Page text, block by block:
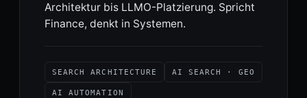
Architektur bis LLMO-Platzierung. Spricht
Finance, denkt in Systemen.
SEARCH ARCHITECTURE AI SEARCH · GEO
AI AUTOMATION